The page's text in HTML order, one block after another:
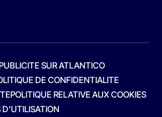
SUR ATLANTICO
DE CONFIDENTIALITE
POLITIQUE RELATIVE AUX COOKIES